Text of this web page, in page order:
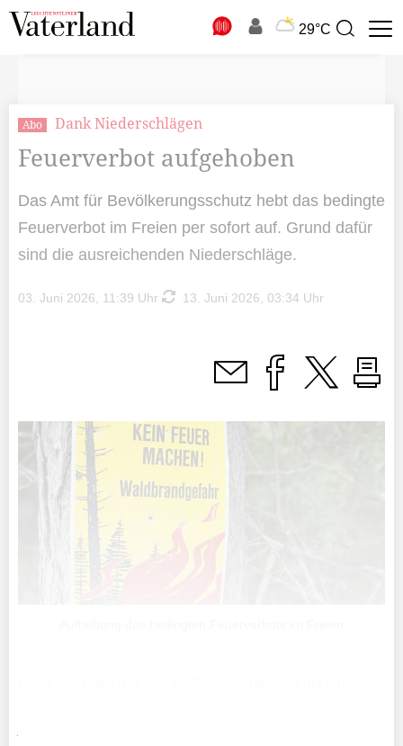
29°C
Suchbegriff
Abo Dank Niederschlägen
Feuerverbot aufgehoben
Das Amt für Bevölkerungsschutz hebt das bedingte
Feuerverbot im Freien per sofort auf. Grund dafür
sind die ausreichenden Niederschläge.
03. Juni 2026, 11:39 Uhr 13. Juni 2026, 03:34 Uhr